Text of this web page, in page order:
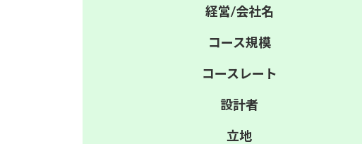
経営/会社名
コース規模
コースレート
設計者
立地